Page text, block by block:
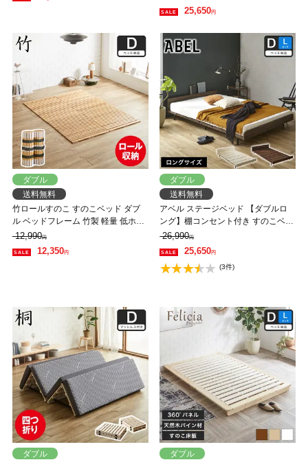
し付きベッド 木製ベッド【AR】【z
単 ダブル ベッド単品
25,650円
ダブル
送料無料
竹ロールすのこ すのこベッド ダブ
ル ベッドフレーム 竹製 軽量 低ホル
ムアルデヒド 軽い コンパクト すの
こマット 竹 折りたたみベッド
12,990円
12,350円
ダブル
送料無料
アベル ステージベッド 【ダブルロ
ング】棚コンセント付き すのこベッ
ド 脚付きベッド フロアベッド ロー
ベッド ロングサイズベッド クッシ
ョン無し 【大型家具配送】
26,990円
25,650円
(3件)
ダブル
ダブル